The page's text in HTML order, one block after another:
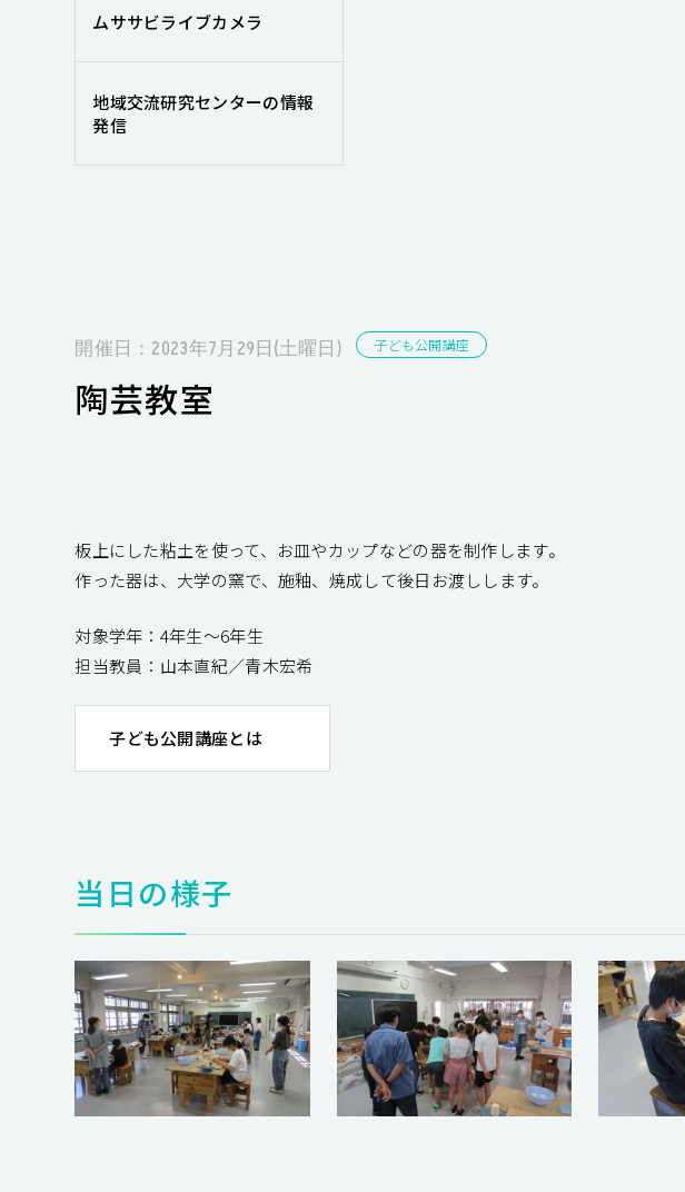
ムササビライブカメラ
地域交流研究センターの情報
発信
開催日：2023年7月29日(土曜日) 子ども公開講座
陶芸教室
板上にした粘土を使って、お皿やカップなどの器を制作します。
作った器は、大学の窯で、施釉、焼成して後日お渡しします。
対象学年：4年生～6年生
担当教員：山本直紀／青木宏希
子ども公開講座とは
当日の様子